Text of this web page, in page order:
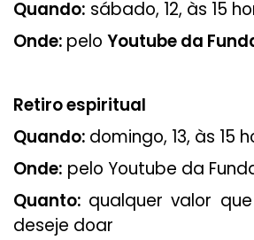
Quando: sábado, 12, às 15
Onde: pelo Youtube da
Retiro espiritual
Quando: domingo, 13, às 15
Onde: pelo Youtube da
Quanto: qualquer valor
deseje doar